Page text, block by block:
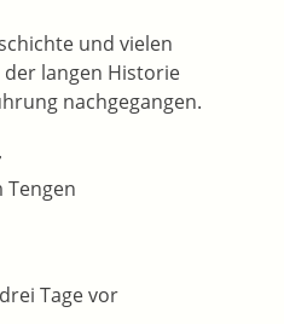
und vielen
langen Historie
nachgegangen.
Tage vor